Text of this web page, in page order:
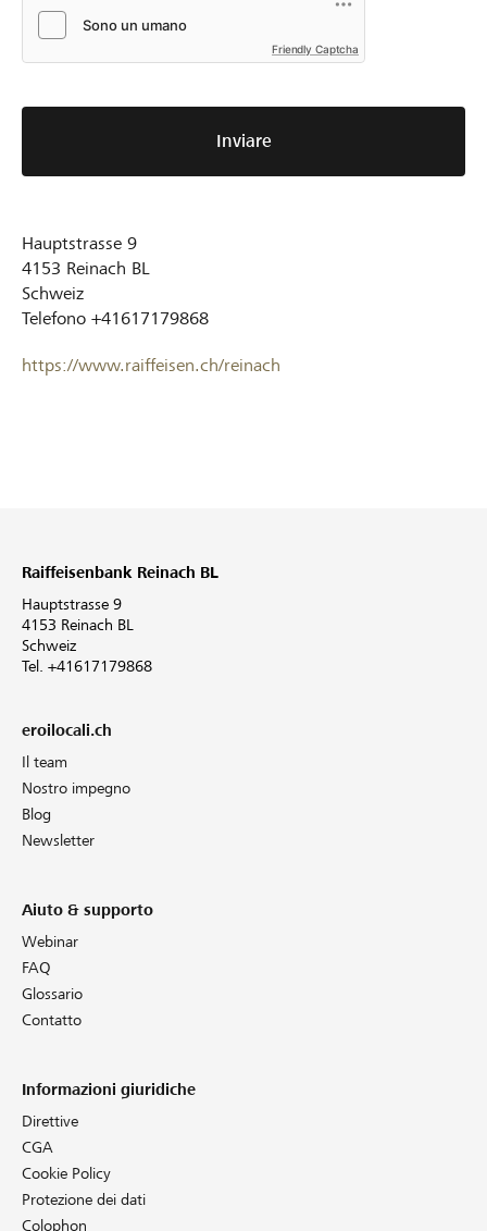
Friendly Captcha
Inviare
Hauptstrasse 9
4153 Reinach BL
Schweiz
Telefono +41617179868
https://www.raiffeisen.ch/reinach
Raiffeisenbank Reinach BL
Hauptstrasse 9
4153 Reinach BL
Schweiz
Tel. +41617179868
eroilocali.ch
Il team
Nostro impegno
Blog
Newsletter
Aiuto & supporto
Webinar
FAQ
Glossario
Contatto
Informazioni giuridiche
Direttive
CGA
Cookie Policy
Protezione dei dati
Colophon